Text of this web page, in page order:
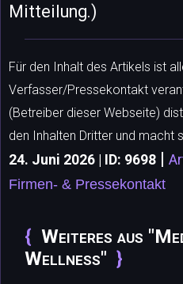
Mitteilung.)
Für den Inhalt des Artikels ist
Verfasser/Pressekontakt
(Betreiber dieser Webseite)
den Inhalten Dritter und macht
24. Juni 2026 | ID: 9698 |
Firmen- & Pressekontakt
Weiteres aus
Wellness"